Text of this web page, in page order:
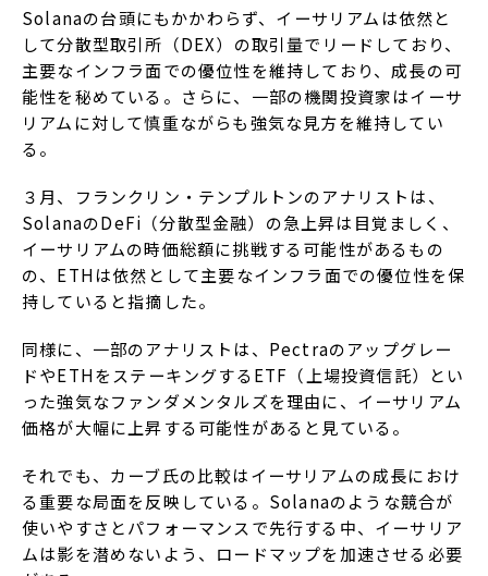
Solanaの台頭にもかかわらず、イーサリアムは依然と
して分散型取引所（DEX）の取引量でリードしており、
主要なインフラ面での優位性を維持しており、成長の可
能性を秘めている。さらに、一部の機関投資家はイーサ
リアムに対して慎重ながらも強気な見方を維持してい
る。
３月、フランクリン・テンプルトンのアナリストは、
SolanaのDeFi（分散型金融）の急上昇は目覚ましく、
イーサリアムの時価総額に挑戦する可能性があるもの
の、ETHは依然として主要なインフラ面での優位性を保
持していると指摘した。
同様に、一部のアナリストは、Pectraのアップグレー
ドやETHをステーキングするETF（上場投資信託）とい
った強気なファンダメンタルズを理由に、イーサリアム
価格が大幅に上昇する可能性があると見ている。
それでも、カーブ氏の比較はイーサリアムの成長におけ
る重要な局面を反映している。Solanaのような競合が
使いやすさとパフォーマンスで先行する中、イーサリア
ムは影を潜めないよう、ロードマップを加速させる必要